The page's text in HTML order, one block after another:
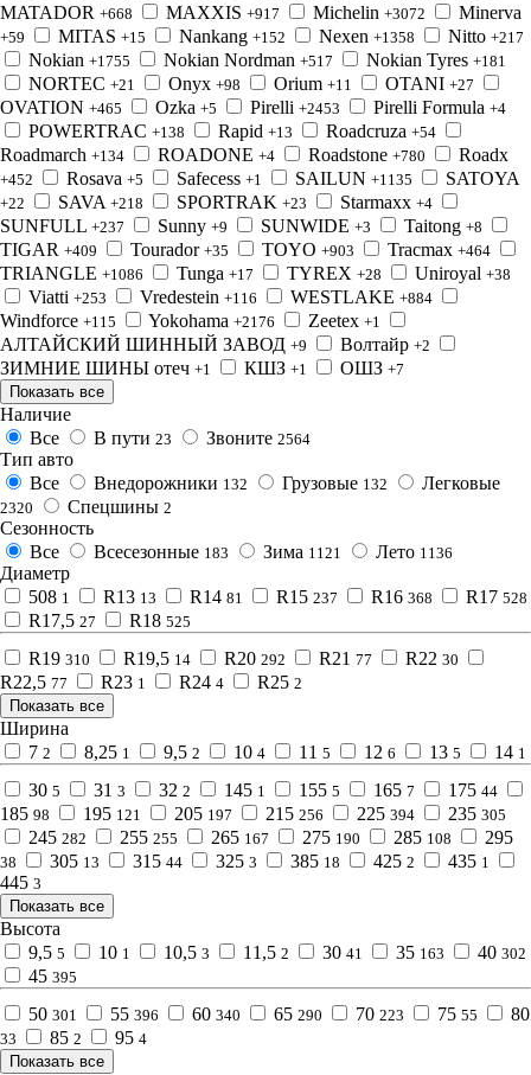
MATADOR +668 MAXXIS +917 Michelin +3072 Minerva
+59 MITAS +15 Nankang +152 Nexen +1358 Nitto +217
Nokian +1755 Nokian Nordman +517 Nokian Tyres +181
NORTEC +21 Onyx +98 Orium +11 OTANI +27
OVATION +465 Ozka +5 Pirelli +2453 Pirelli Formula +4
POWERTRAC +138 Rapid +13 Roadcruza +54
Roadmarch +134 ROADONE +4 Roadstone +780 Roadx
+452 Rosava +5 Safecess +1 SAILUN +1135 SATOYA
+22 SAVA +218 SPORTRAK +23 Starmaxx +4
SUNFULL +237 Sunny +9 SUNWIDE +3 Taitong +8
TIGAR +409 Tourador +35 TOYO +903 Tracmax +464
TRIANGLE +1086 Tunga +17 TYREX +28 Uniroyal +38
Viatti +253 Vredestein +116 WESTLAKE +884
Windforce +115 Yokohama +2176 Zeetex +1
АЛТАЙСКИЙ ШИННЫЙ ЗАВОД +9 Волтайр +2
ЗИМНИЕ ШИНЫ отеч +1 КШЗ +1 ОШЗ +7
Показать все
Наличие
Все
В пути 23 Звоните 2564
Тип авто
Все
Внедорожники 132 Грузовые 132 Легковые
2320 Спецшины 2
Сезонность
Все
Всесезонные 183 Зима 1121 Лето 1136
Диаметр
508 1 R13 13 R14 81 R15 237 R16 368 R17 528
R17,5 27 R18 525
R19 310 R19,5 14 R20 292 R21 77 R22 30
R22,5 77 R23 1 R24 4 R25 2
Показать все
Ширина
7 2 8,25 1 9,5 2 10 4 11 5 12 6 13 5 14 1
30 5 31 3 32 2 145 1 155 5 165 7 175 44
185 98 195 121 205 197 215 256 225 394 235 305
245 282 255 255 265 167 275 190 285 108 295
38 305 13 315 44 325 3 385 18 425 2 435 1
445 3
Показать все
Высота
9,5 5 10 1 10,5 3 11,5 2 30 41 35 163 40 302
45 395
50 301 55 396 60 340 65 290 70 223 75 55 80
33 85 2 95 4
Показать все